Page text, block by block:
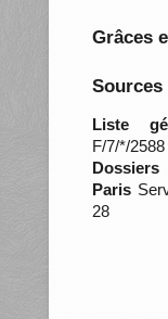
Grâces
Sources
Liste
F/7/*/2588
Paris
28